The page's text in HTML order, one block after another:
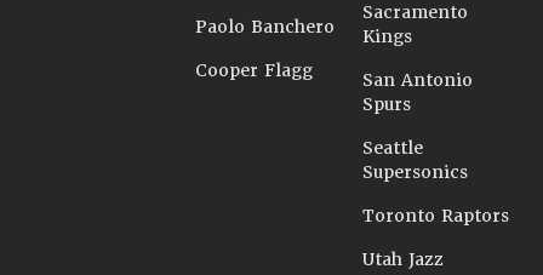
Paolo Banchero
Cooper Flagg
Sacramento
Kings
San Antonio
Spurs
Seattle
Supersonics
Toronto Raptors
Utah Jazz